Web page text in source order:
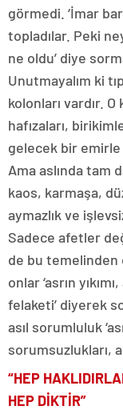
görmedi. ‘İmar
topladılar. Peki
ne oldu’ diye
Unutmayalım ki
kolonları vardır.
hafızaları,
gelecek bir emirle
Ama aslında tam
kaos, karmaşa,
aymazlık ve
Sadece afetler
de bu temelinden
onlar ‘asrın
felaketi’ diyerek
asıl sorumluluk
sorumsuzlukları,
“HEP
HEP DİKTİR”